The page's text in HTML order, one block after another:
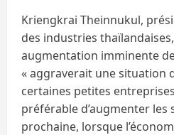
Kriengkrai Theinnukul,
des industries
augmentation imminente
« aggraverait une situation
certaines petites
préférable d’augmenter les
prochaine, lorsque